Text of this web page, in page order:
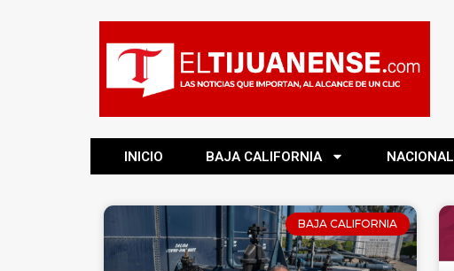
INICIO BAJA CALIFORNIA NACIONAL
BAJA CALIFORNIA